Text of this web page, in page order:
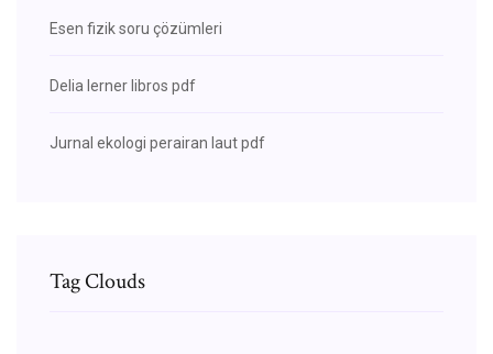
Esen fizik soru çözümleri
Delia lerner libros pdf
Jurnal ekologi perairan laut pdf
Tag Clouds